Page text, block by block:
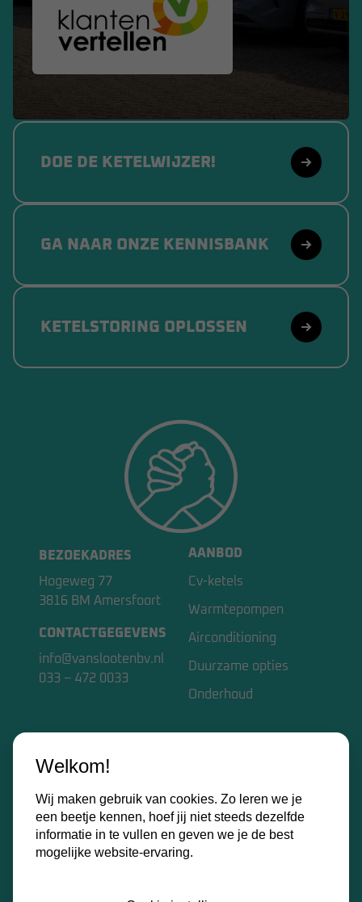
DOE DE KETELWIJZER!
GA NAAR ONZE KENNISBANK
KETELSTORING OPLOSSEN
BEZOEKADRES
Hogeweg 77
3816 BM Amersfoort
CONTACTGEGEVENS
info@vanslootenbv.nl
033 – 472 0033
AANBOD
Cv-ketels
Warmtepompen
Airconditioning
Duurzame opties
Onderhoud
Home
Over ons
Kennisbank
Contact
Welkom!
Wij maken gebruik van cookies. Zo leren we je
een beetje kennen, hoef jij niet steeds dezelfde
informatie in te vullen en geven we je de best
mogelijke website-ervaring.